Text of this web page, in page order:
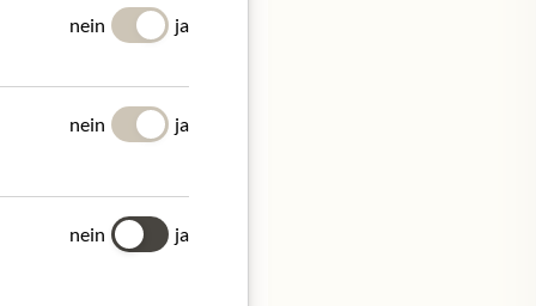
Gaumen,
und Holunder.
endlos
nein ja
nein
ja
nein ja